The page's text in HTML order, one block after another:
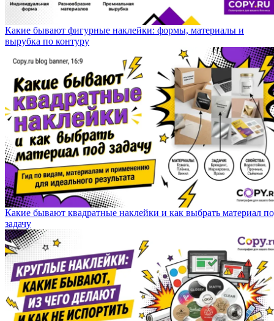
Какие бывают фигурные наклейки: формы, материалы и
вырубка по контуру
Какие бывают квадратные наклейки и как выбрать материал
задачу